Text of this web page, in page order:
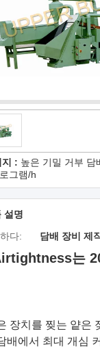
지 : 높은 기밀 거부
그램/h
설명
다:
담배 장비 제
는
장치를 찢는 얕은
배에서 최대 개심